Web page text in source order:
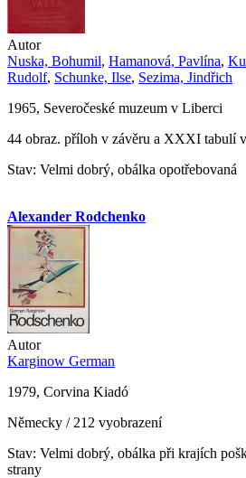
Autor
Nuska, Bohumil, Hamanová, Pavlína,
Rudolf, Schunke, Ilse, Sezima, Jindřich
1965, Severočeské muzeum v Liberci
44 obraz. příloh v závěru a XXXI tabulí
Stav: Velmi dobrý, obálka opotřebovaná
Alexander Rodchenko
Autor
Karginow German
1979, Corvina Kiadó
Německy / 212 vyobrazení
Stav: Velmi dobrý, obálka při krajích
strany